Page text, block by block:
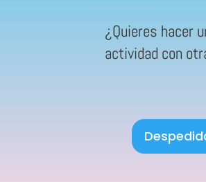
¿Quieres hacer
actividad con